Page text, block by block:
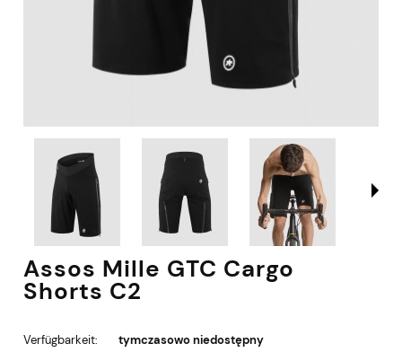
Assos Mille GTC Cargo
Shorts C2
Verfügbarkeit: tymczasowo niedostępny